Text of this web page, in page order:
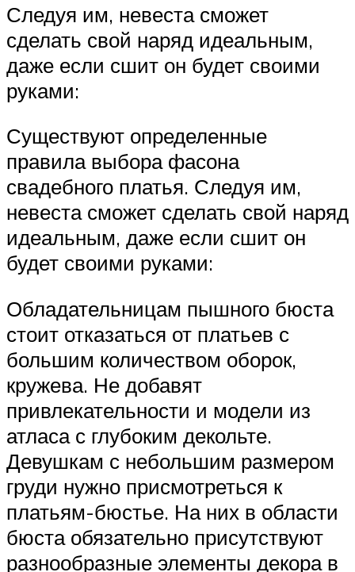
Следуя им, невеста сможет
сделать свой наряд идеальным,
даже если сшит он будет своими
руками:
Существуют определенные
правила выбора фасона
свадебного платья. Следуя им,
невеста сможет сделать свой наряд
идеальным, даже если сшит он
будет своими руками:
Обладательницам пышного бюста
стоит отказаться от платьев с
большим количеством оборок,
кружева. Не добавят
привлекательности и модели из
атласа с глубоким декольте.
Девушкам с небольшим размером
груди нужно присмотреться к
платьям-бюстье. На них в области
бюста обязательно присутствуют
разнообразные элементы декора в